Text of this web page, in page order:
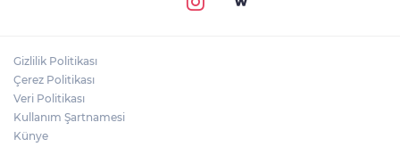
Gizlilik Politikası
Çerez Politikası
Veri Politikası
Kullanım Şartnamesi
Künye